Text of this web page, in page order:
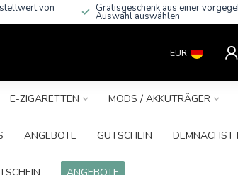
von Gratisgeschenk aus einer
Auswahl auswählen
EUR
E-ZIGARETTEN MODS / AKKUTRÄGER
ANGEBOTE GUTSCHEIN DEMNÄCHST